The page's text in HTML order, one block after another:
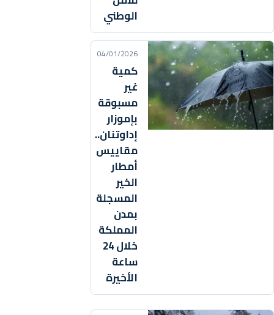
الوطني
04/01/2026
كمية
غير
مسبوقة
بإموزار
إداوتنان..
مقاييس
أمطار
الخير
المسجلة
بمدن
المملكة
خلال 24
ساعة
الأخيرة